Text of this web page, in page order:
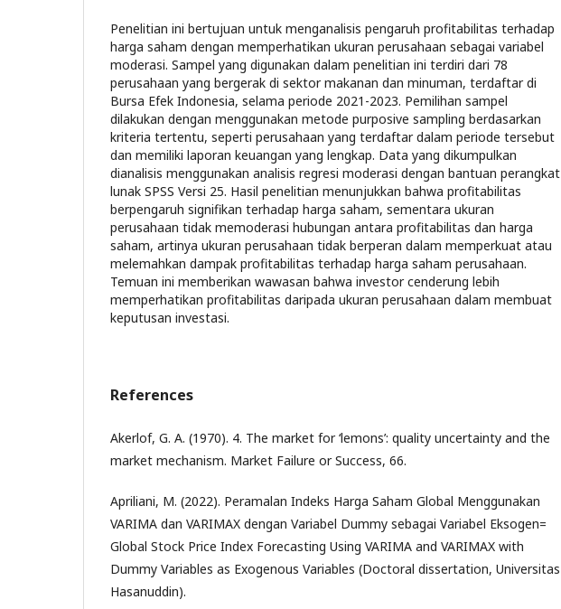
Penelitian ini bertujuan untuk menganalisis pengaruh profitabilitas terhadap
harga saham dengan memperhatikan ukuran perusahaan sebagai variabel
moderasi. Sampel yang digunakan dalam penelitian ini terdiri dari 78
perusahaan yang bergerak di sektor makanan dan minuman, terdaftar di
Bursa Efek Indonesia, selama periode 2021-2023. Pemilihan sampel
dilakukan dengan menggunakan metode purposive sampling berdasarkan
kriteria tertentu, seperti perusahaan yang terdaftar dalam periode tersebut
dan memiliki laporan keuangan yang lengkap. Data yang dikumpulkan
dianalisis menggunakan analisis regresi moderasi dengan bantuan perangkat
lunak SPSS Versi 25. Hasil penelitian menunjukkan bahwa profitabilitas
berpengaruh signifikan terhadap harga saham, sementara ukuran
perusahaan tidak memoderasi hubungan antara profitabilitas dan harga
saham, artinya ukuran perusahaan tidak berperan dalam memperkuat atau
melemahkan dampak profitabilitas terhadap harga saham perusahaan.
Temuan ini memberikan wawasan bahwa investor cenderung lebih
memperhatikan profitabilitas daripada ukuran perusahaan dalam membuat
keputusan investasi.
References
Akerlof, G. A. (1970). 4. The market for ‘lemons’: quality uncertainty and the
market mechanism. Market Failure or Success, 66.
Apriliani, M. (2022). Peramalan Indeks Harga Saham Global Menggunakan
VARIMA dan VARIMAX dengan Variabel Dummy sebagai Variabel Eksogen=
Global Stock Price Index Forecasting Using VARIMA and VARIMAX with
Dummy Variables as Exogenous Variables (Doctoral dissertation, Universitas
Hasanuddin).